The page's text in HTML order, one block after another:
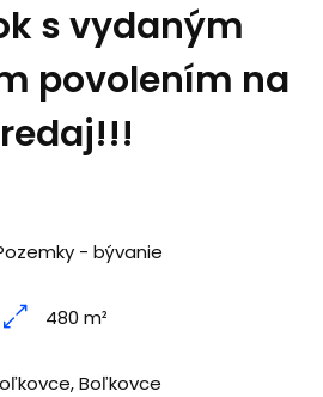
s vydaným
povolením na
- bývanie
480 m²
Boľkovce